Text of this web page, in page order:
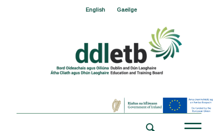
English Gaeilge